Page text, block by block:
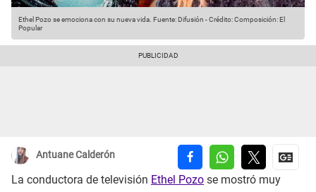
Ethel Pozo se emociona con su nueva vida. Fuente: Difusión -Crédito: Composición: El
Popular
Antuane Calderón
La conductora de televisión Ethel Pozo se mostró muy